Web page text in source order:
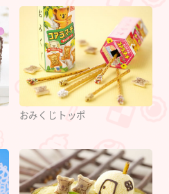
おみくじトッポ